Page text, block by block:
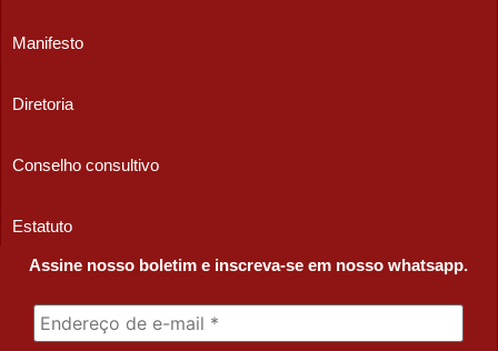
Manifesto
Diretoria
Conselho consultivo
Estatuto
Assine nosso boletim e inscreva-se em nosso whatsapp.